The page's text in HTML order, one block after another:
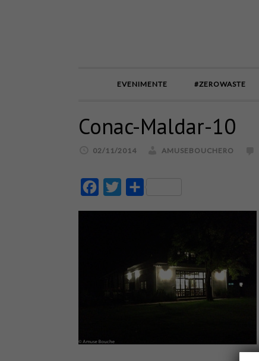
EVENIMENTE #ZEROWASTE
Conac-Maldar-10
02/11/2014 AMUSEBOUCHERO
FacebookTwitter